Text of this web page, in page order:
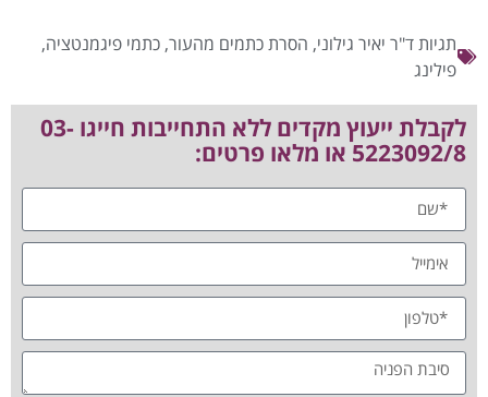
תגיותד"ר יאיר גילוני, הסרת כתמים מהעור, כתמי פיגמנטציה,
פילינג
לקבלת ייעוץ מקדים ללא התחייבות חייגו 03-
5223092/8 או מלאו פרטים: